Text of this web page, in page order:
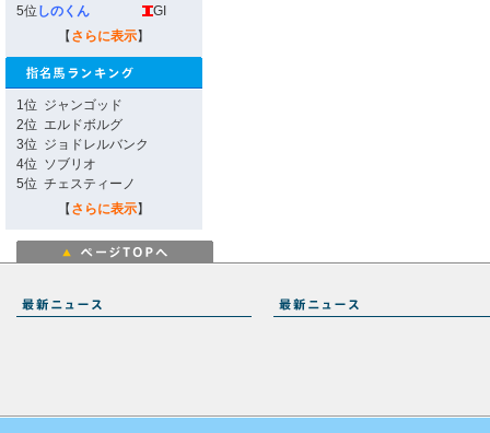
5位 しのくん
GI
【 さらに表示】
1位 ジャンゴッド
2位 エルドボルグ
3位 ジョドレルバンク
4位 ソブリオ
5位 チェスティーノ
【 さらに表示】